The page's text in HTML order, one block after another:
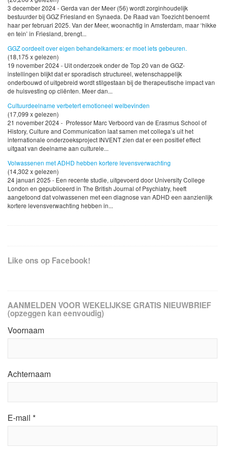
3 december 2024 - Gerda van der Meer (56) wordt zorginhoudelijk
bestuurder bij GGZ Friesland en Synaeda. De Raad van Toezicht benoemt
haar per februari 2025. Van der Meer, woonachtig in Amsterdam, maar ‘hikke
en tein’ in Friesland, brengt...
GGZ oordeelt over eigen behandelkamers: er moet iets gebeuren.
(18,175 x gelezen)
19 november 2024 - Uit onderzoek onder de Top 20 van de GGZ-
instellingen blijkt dat er sporadisch structureel, wetenschappelijk
onderbouwd of uitgebreid wordt stilgestaan bij de therapeutische impact van
de huisvesting op cliënten. Meer dan...
Cultuurdeelname verbetert emotioneel welbevinden
(17,099 x gelezen)
21 november 2024 - Professor Marc Verboord van de Erasmus School of
History, Culture and Communication laat samen met collega’s uit het
internationale onderzoeksproject INVENT zien dat er een positief effect
uitgaat van deelname aan culturele...
Volwassenen met ADHD hebben kortere levensverwachting
(14,302 x gelezen)
24 januari 2025 - Een recente studie, uitgevoerd door University College
London en gepubliceerd in The British Journal of Psychiatry, heeft
aangetoond dat volwassenen met een diagnose van ADHD een aanzienlijk
kortere levensverwachting hebben in...
Like ons op Facebook!
AANMELDEN VOOR WEKELIJKSE GRATIS NIEUWBRIEF
(opzeggen kan eenvoudig)
Voornaam
Achternaam
E-mail *